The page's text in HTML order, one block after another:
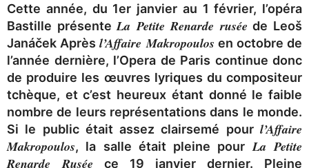
Cette année, du 1er janvier au 1 février, l’opéra
Bastille présenteLa Petite Renarde rusée de Leoš
Janáček Aprèsl’Affaire Makropoulos en octobre de
l’année dernière, l’Opera de Paris continue donc
de produire les œuvres lyriques du compositeur
tchèque, et c’est heureux étant donné le faible
nombre de leurs représentations dans le monde.
Si le public était assez clairsemé pour l’Affaire
Makropoulos, la salle était pleine pour La Petite
Renarde Rusée ce 19 janvier dernier. Pleine